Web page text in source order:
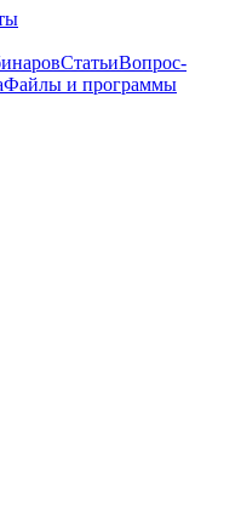
СтатьиВопрос-
Файлы и программы